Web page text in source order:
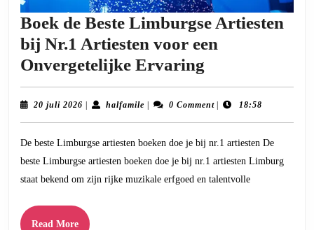
Boek de Beste Limburgse Artiesten
bij Nr.1 Artiesten voor een
Onvergetelijke Ervaring
de
Beste
Limburgse
Artiesten
bij
20 juli 2026 20| halfamilehalfamile
| 0 Comment | 18:58
De beste Limburgse artiesten boeken doe je bij nr.1 artiesten De
beste Limburgse artiesten boeken doe je bij nr.1 artiesten Limburg
staat bekend om zijn rijke muzikale erfgoed en talentvolle
Read MoreRead